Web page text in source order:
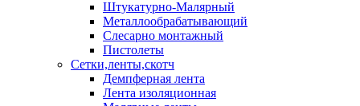
Штукатурно-Малярный
Металлообрабатывающий
Слесарно монтажный
Пистолеты
Сетки,ленты,скотч
Демпферная лента
Лента изоляционная